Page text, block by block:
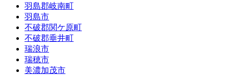
羽島郡岐南町
羽島市
不破郡関ケ原町
不破郡垂井町
瑞浪市
瑞穂市
美濃加茂市